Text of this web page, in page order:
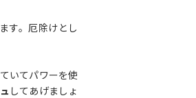
す。厄除けとし
いてパワーを使
してあげましょ